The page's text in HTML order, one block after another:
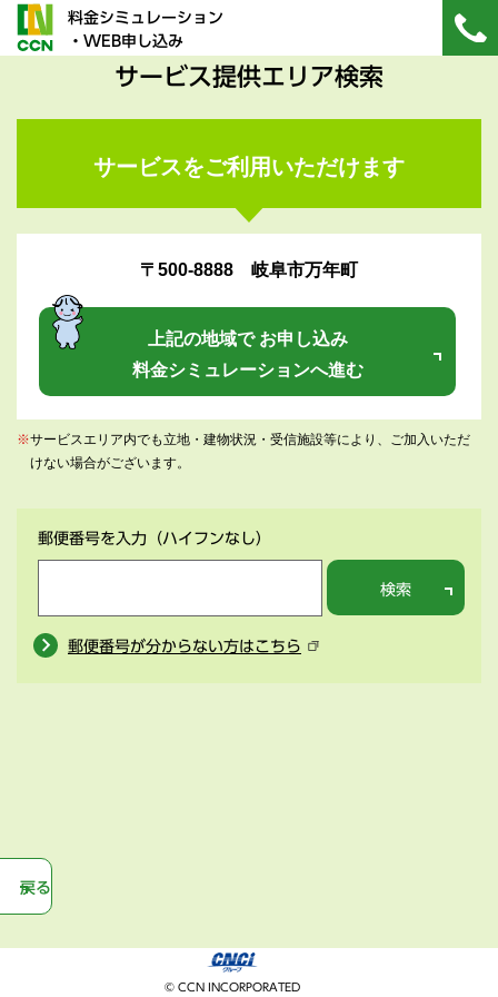
料金シミュレーション
・WEB申し込み
サービス提供エリア検索
サービスをご利用いただけます
〒500-8888 岐阜市万年町
上記の地域で お申し込み
料金シミュレーションへ進む
※サービスエリア内でも立地・建物状況・受信施設等により、ご加入いただ
けない場合がございます。
郵便番号を入力 （ハイフンなし）
検索
郵便番号が分からない方はこちら
戻る
© CCN INCORPORATED